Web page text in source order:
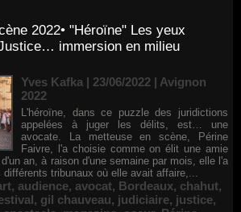
2022• "Héroïne" Les yeux
immersion en milieu
Yves Kafka | 23/06/2022 | Avignon
2022
L'héroïne, dans ce puzzle des juridictions
appelées à juger les délits, est… une
avocate. La metteuse en scène, Périne
Faivre, l'a choisie comme on élit une amie
an, à raison d'une semaine par mois, elle l'a
tribunaux où elle avait affaire,...
, audience, avocat, Bordeaux, chahut,
, gil chauveau, judiciaire, justice,